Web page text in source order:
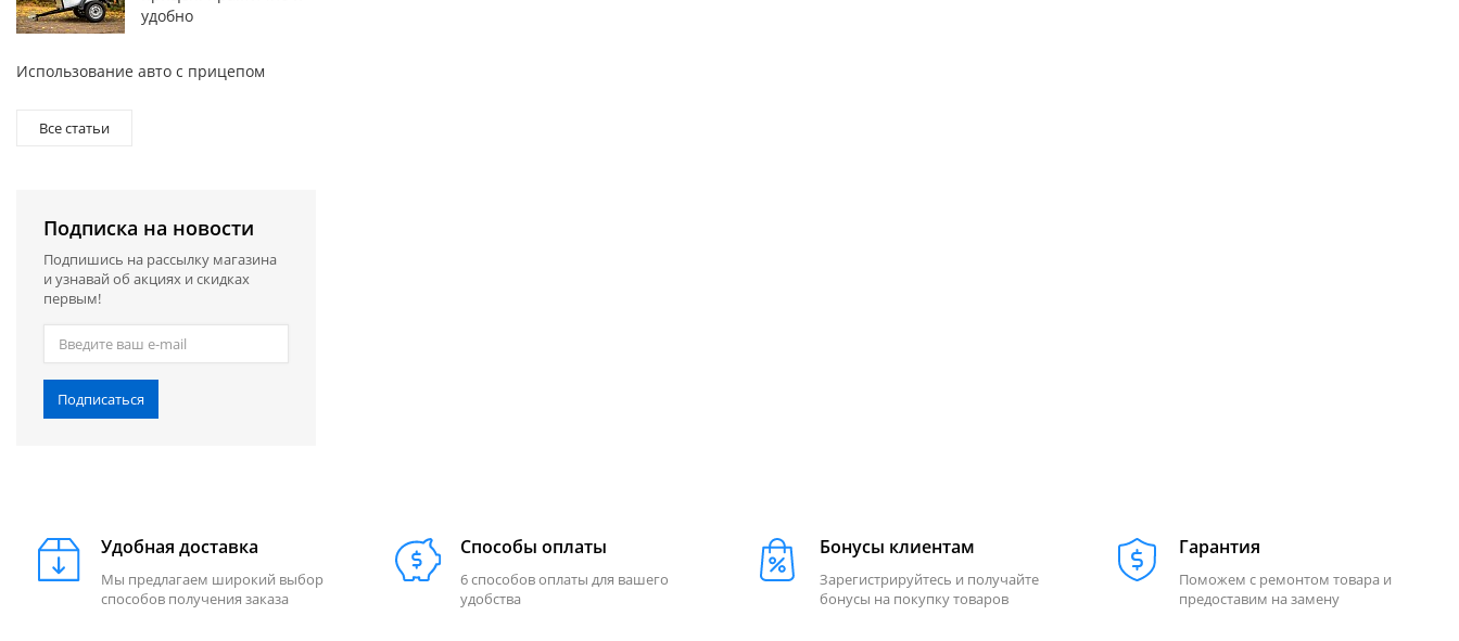
удобно
Использование авто с прицепом
Все статьи
Подписка на новости
Подпишись на рассылку магазина
и узнавай об акциях и скидках
первым!
Подписаться
Удобная доставка
Мы предлагаем широкий выбор
способов получения заказа
Способы оплаты
6 способов оплаты для вашего
удобства
Бонусы клиентам
Зарегистрируйтесь и получайте
бонусы на покупку товаров
Гарантия
Поможем с ремонтом товара и
предоставим на замену